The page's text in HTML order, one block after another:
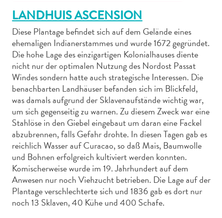
Abenteuer
zu
Land
andere
Einkaufsviertel
Essen
und
trinken
Kunst
und
Kultur
Mietwagen
LANDHUIS ASCENSION
Diese Plantage befindet sich auf dem Gelände eines
ehemaligen Indianerstammes und wurde 1672 gegründet.
Die hohe Lage des einzigartigen Kolonialhauses diente
nicht nur der optimalen Nutzung des Nordost Passat
Windes sondern hatte auch strategische Interessen. Die
benachbarten Landhäuser befanden sich im Blickfeld,
was damals aufgrund der Sklavenaufstände wichtig war,
um sich gegenseitig zu warnen. Zu diesem Zweck war eine
Stahlöse in den Giebel eingebaut um daran eine Fackel
abzubrennen, falls Gefahr drohte. In diesen Tagen gab es
reichlich Wasser auf Curacao, so daß Mais, Baumwolle
und Bohnen erfolgreich kultiviert werden konnten.
Komischerweise wurde im 19. Jahrhundert auf dem
Anwesen nur noch Viehzucht betrieben. Die Lage auf der
Plantage verschlechterte sich und 1836 gab es dort nur
noch 13 Sklaven, 40 Kühe und 400 Schafe.